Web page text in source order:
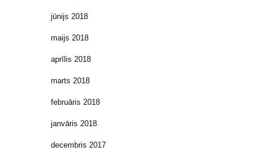
jūnijs 2018
maijs 2018
aprīlis 2018
marts 2018
februāris 2018
janvāris 2018
decembris 2017